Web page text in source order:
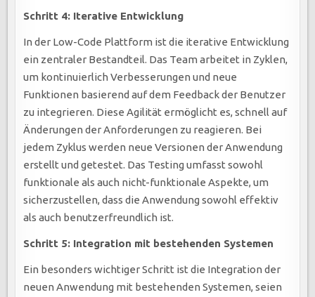
Schritt 4: Iterative Entwicklung
In der Low-Code Plattform ist die iterative Entwicklung
ein zentraler Bestandteil. Das Team arbeitet in Zyklen,
um kontinuierlich Verbesserungen und neue
Funktionen basierend auf dem Feedback der Benutzer
zu integrieren. Diese Agilität ermöglicht es, schnell auf
Änderungen der Anforderungen zu reagieren. Bei
jedem Zyklus werden neue Versionen der Anwendung
erstellt und getestet. Das Testing umfasst sowohl
funktionale als auch nicht-funktionale Aspekte, um
sicherzustellen, dass die Anwendung sowohl effektiv
als auch benutzerfreundlich ist.
Schritt 5: Integration mit bestehenden Systemen
Ein besonders wichtiger Schritt ist die Integration der
neuen Anwendung mit bestehenden Systemen, seien